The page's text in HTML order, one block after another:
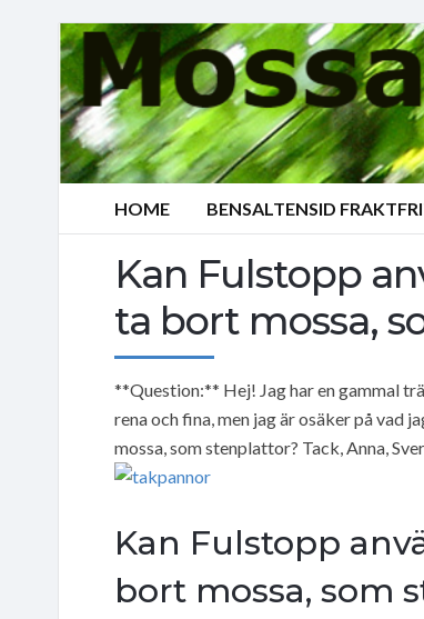
HOME BENSALTENSID
Kan Fulstopp
ta bort mossa,
**Question:** Hej! Jag har en gammal
rena och fina, men jag är osäker på vad
mossa, som stenplattor? Tack, Anna,
Kan Fulstopp
bort mossa, som